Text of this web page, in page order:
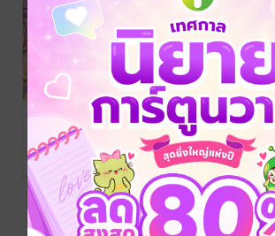
สมุทรามหานิล
กาฬ (ตอนพิเศษ
2)
PPnida
นิยายวาย Boy
Love / Yaoi
9 Rating